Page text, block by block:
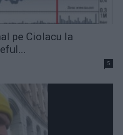
pe Ciolacu la
5